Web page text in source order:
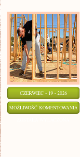
CZERWIEC - 19 - 2026
MOŻLIWOŚĆ KOMENTOWANIA